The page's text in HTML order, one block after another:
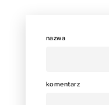
komentarz
nazwa